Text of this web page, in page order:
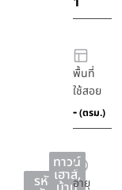
รหัส
ทาวน์
เฮาส์,
พื้นที่
ใช้สอย
-(ตรม.)
อายุ